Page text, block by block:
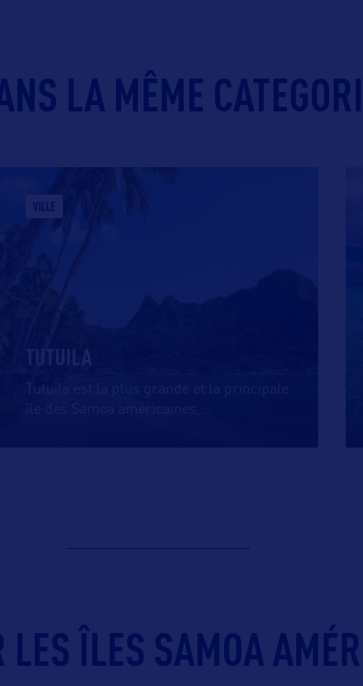
LA MÊME
VILLE
TUTUILA
Tutuila est la plus grande et la principale
LES ÎLES SAMOA